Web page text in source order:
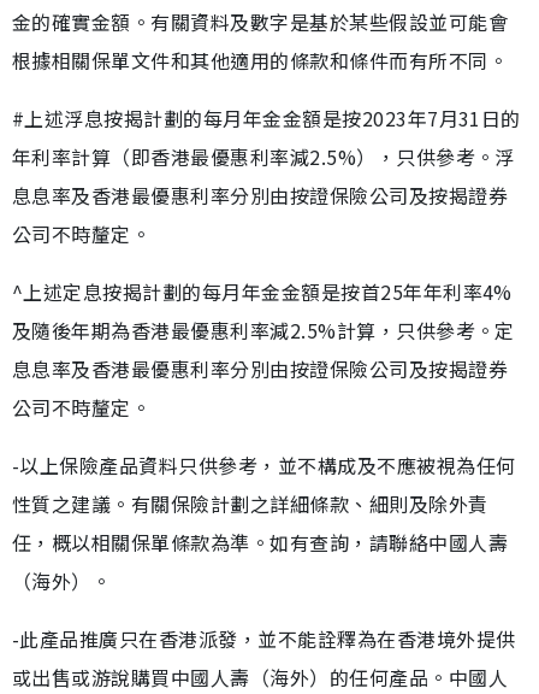
金的確實金額。有關資料及數字是基於某些假設並可能會
根據相關保單文件和其他適用的條款和條件而有所不同。
#上述浮息按揭計劃的每月年金金額是按2023年7月31日的
年利率計算（即香港最優惠利率減2.5%），只供參考。浮
息息率及香港最優惠利率分別由按證保險公司及按揭證券
公司不時釐定。
^上述定息按揭計劃的每月年金金額是按首25年年利率4%
及隨後年期為香港最優惠利率減2.5%計算，只供參考。定
息息率及香港最優惠利率分別由按證保險公司及按揭證券
公司不時釐定。
-以上保險產品資料只供參考，並不構成及不應被視為任何
性質之建議。有關保險計劃之詳細條款、細則及除外責
任，概以相關保單條款為準。如有查詢，請聯絡中國人壽
（海外）。
-此產品推廣只在香港派發，並不能詮釋為在香港境外提供
或出售或游說購買中國人壽（海外）的任何產品。中國人